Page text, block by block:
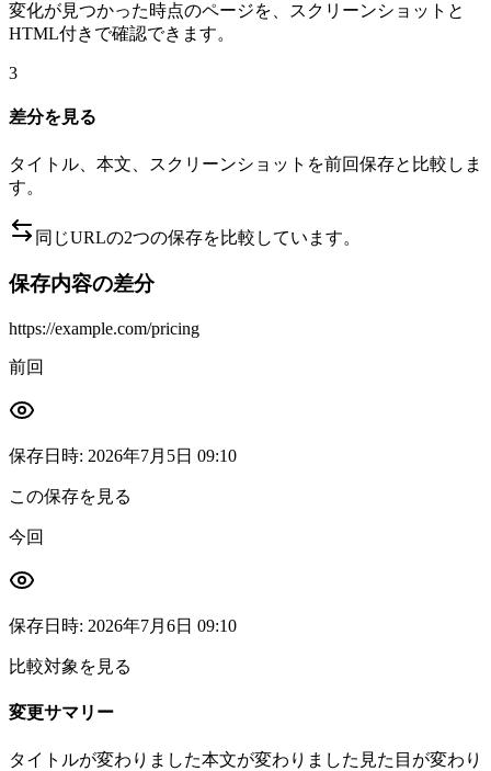
変化が見つかった時点のページを、スクリーンショットと
HTML付きで確認できます。
3
差分を見る
タイトル、本文、スクリーンショットを前回保存と比較しま
す。
同じURLの2つの保存を比較しています。
保存内容の差分
https://example.com/pricing
前回
保存日時: 2026年7月5日 09:10
この保存を見る
今回
保存日時: 2026年7月6日 09:10
比較対象を見る
変更サマリー
タイトルが変わりました本文が変わりました 見た目が変わり